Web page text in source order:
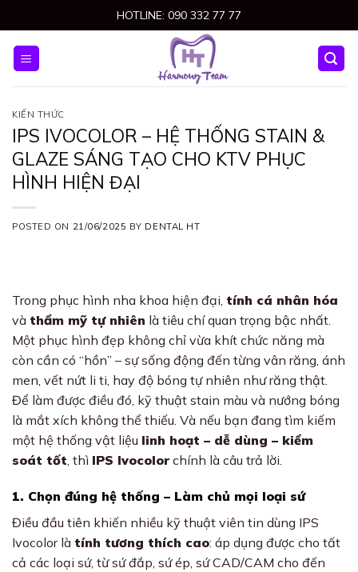
to
content
HOTLINE: 090 332 77 77
KIẾN THỨC
IPS IVOCOLOR – HỆ THỐNG STAIN &
GLAZE SÁNG TẠO CHO KTV PHỤC
HÌNH HIỆN ĐẠI
POSTED ON 21/06/2025 BY DENTAL HT
Trong phục hình nha khoa hiện đại, tính cá nhân hóa
và thẩm mỹ tự nhiên là tiêu chí quan trọng bậc nhất.
Một phục hình đẹp không chỉ vừa khít chức năng mà
còn cần có “hồn” – sự sống động đến từng vân răng, ánh
men, vết nứt li ti, hay độ bóng tự nhiên như răng thật.
Để làm được điều đó, kỹ thuật stain màu và nướng bóng
là mắt xích không thể thiếu. Và nếu bạn đang tìm kiếm
một hệ thống vật liệu linh hoạt – dễ dùng – kiểm
soát tốt , thì IPS Ivocolor chính là câu trả lời.
1. Chọn đúng hệ thống – Làm chủ mọi loại sứ
Điều đầu tiên khiến nhiều kỹ thuật viên tin dùng IPS
Ivocolor là tính tương thích cao: áp dụng được cho tất
cả các loại sứ, từ sứ đắp, sứ ép, sứ CAD/CAM cho đến